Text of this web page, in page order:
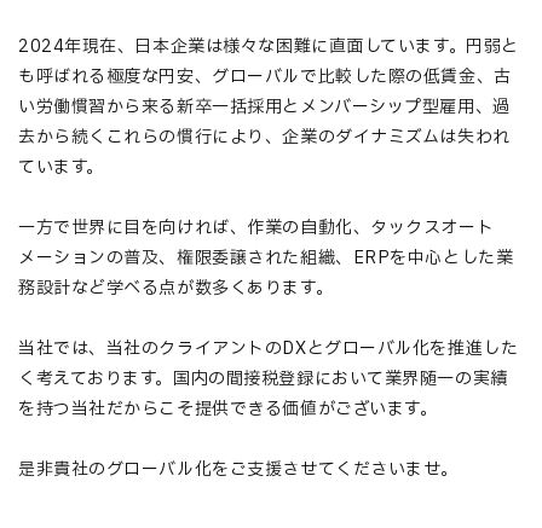
2024年現在、日本企業は様々な困難に直面しています。円弱と
も呼ばれる極度な円安、グローバルで比較した際の低賃金、古
い労働慣習から来る新卒一括採用とメンバーシップ型雇用、過
去から続くこれらの慣行により、企業のダイナミズムは失われ
ています。
一方で世界に目を向ければ、作業の自動化、タックスオート
メーションの普及、権限委譲された組織、ERPを中心とした業
務設計など学べる点が数多くあります。
当社では、当社のクライアントのDXとグローバル化を推進した
く考えております。国内の間接税登録において業界随一の実績
を持つ当社だからこそ提供できる価値がございます。
是非貴社のグローバル化をご支援させてくださいませ。